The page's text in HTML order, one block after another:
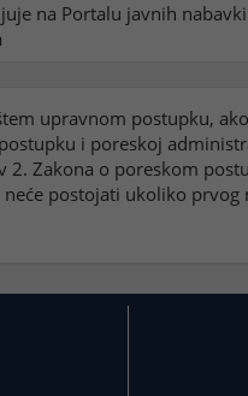
na Portalu javnih
upravnom postupku,
i poreskoj
2. Zakona o poreskom
postojati ukoliko